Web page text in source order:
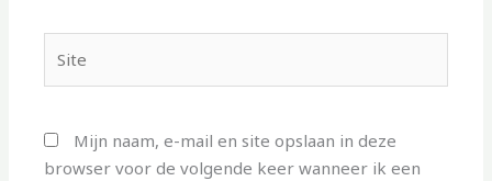
Mijn naam, e-mail en site opslaan in deze
browser voor de volgende keer wanneer ik een